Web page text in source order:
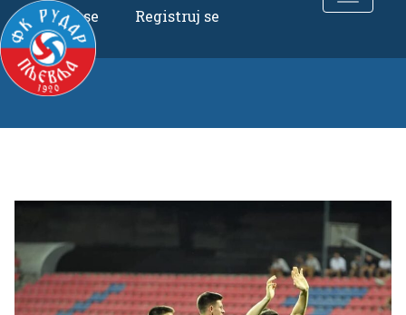
Uloguj se Registruj se